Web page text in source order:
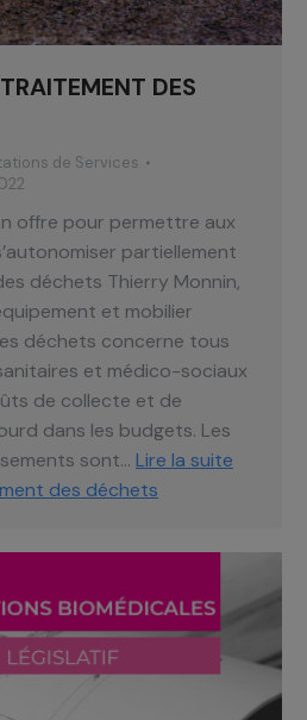
DES
de Services
offre pour permettre aux
partiellement
déchets Thierry Monnin,
et mobilier
déchets concerne tous
et médico-sociaux
de collecte et de
dans les budgets. Les
sont… Lire la suite
des déchets